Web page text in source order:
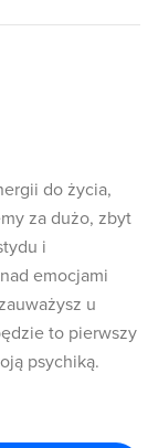
do życia,
za dużo, zbyt
i
emocjami
u
to pierwszy
psychiką.